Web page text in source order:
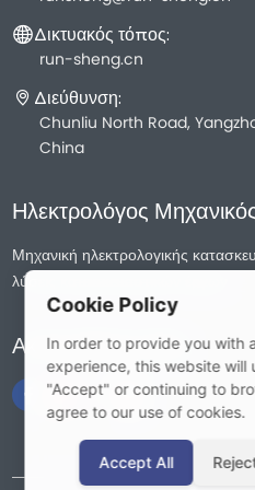
Δικτυακός τόπος:
run-sheng.cn
Διεύθυνση:
Chunliu North Road,
China
Ηλεκτρολόγος
Μηχανική ηλεκτρολογικής
λύσεις κατασκευαστικών έργων
Ακολουθήστε Μας
Cookie Policy
In order to provide you with
experience, this website will
"Accept" or continuing to
agree to our use of cookies.
Accept All